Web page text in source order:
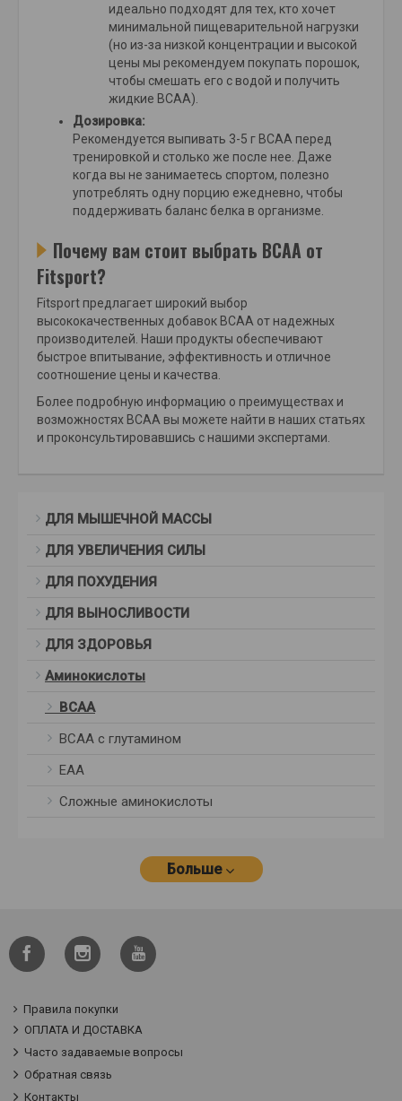
идеально подходят для тех, кто хочет
минимальной пищеварительной нагрузки
(но из-за низкой концентрации и высокой
цены мы рекомендуем покупать порошок,
чтобы смешать его с водой и получить
жидкие BCAA).
Дозировка:
Рекомендуется выпивать 3-5 г BCAA перед
тренировкой и столько же после нее. Даже
когда вы не занимаетесь спортом, полезно
употреблять одну порцию ежедневно, чтобы
поддерживать баланс белка в организме.
Почему вам стоит выбрать BCAA от
Fitsport?
Fitsport предлагает широкий выбор
высококачественных добавок BCAA от надежных
производителей. Наши продукты обеспечивают
быстрое впитывание, эффективность и отличное
соотношение цены и качества.
Более подробную информацию о преимуществах и
возможностях BCAA вы можете найти в наших статьях
и проконсультировавшись с нашими экспертами.
ДЛЯ МЫШЕЧНОЙ МАССЫ
ДЛЯ УВЕЛИЧЕНИЯ СИЛЫ
ДЛЯ ПОХУДЕНИЯ
ДЛЯ ВЫНОСЛИВОСТИ
ДЛЯ ЗДОРОВЬЯ
Аминокислоты
BCAA
BCAA с глутамином
ЕАА
Сложные аминокислоты
Больше
Правила покупки
ОПЛАТА И ДОСТАВКА
Часто задаваемые вопросы
Обратная связь
Контакты